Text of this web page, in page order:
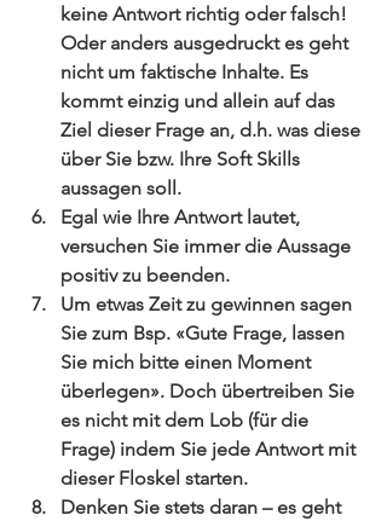
keine Antwort richtig oder falsch!
Oder anders ausgedruckt es geht
nicht um faktische Inhalte. Es
kommt einzig und allein auf das
Ziel dieser Frage an, d.h. was diese
über Sie bzw. Ihre Soft Skills
aussagen soll.
Egal wie Ihre Antwort lautet,
versuchen Sie immer die Aussage
positiv zu beenden.
Um etwas Zeit zu gewinnen sagen
Sie zum Bsp. «Gute Frage, lassen
Sie mich bitte einen Moment
überlegen». Doch übertreiben Sie
es nicht mit dem Lob (für die
Frage) indem Sie jede Antwort mit
dieser Floskel starten.
Denken Sie stets daran – es geht